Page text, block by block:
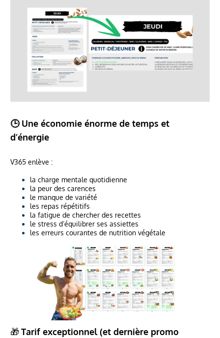
🕒 Une économie énorme de temps et
d’énergie
V365 enlève :
la charge mentale quotidienne
la peur des carences
le manque de variété
les repas répétitifs
la fatigue de chercher des recettes
le stress d’équilibrer ses assiettes
les erreurs courantes de nutrition végétale
🎁 Tarif exceptionnel (et dernière promo